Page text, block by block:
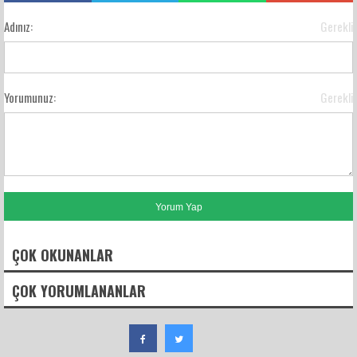
Adınız: Gerekli
Yorumunuz: Gerekli
ÇOK OKUNANLAR
ÇOK YORUMLANANLAR